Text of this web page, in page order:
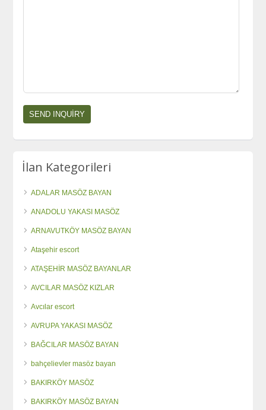
İlan Kategorileri
ADALAR MASÖZ BAYAN
ANADOLU YAKASI MASÖZ
ARNAVUTKÖY MASÖZ BAYAN
Ataşehir escort
ATAŞEHİR MASÖZ BAYANLAR
AVCILAR MASÖZ KIZLAR
Avcılar escort
AVRUPA YAKASI MASÖZ
BAĞCILAR MASÖZ BAYAN
bahçelievler masöz bayan
BAKIRKÖY MASÖZ
BAKIRKÖY MASÖZ BAYAN